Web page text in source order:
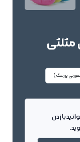
پررنگ)
با زدن